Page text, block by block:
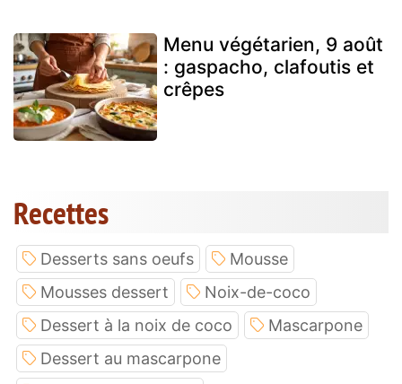
Menu végétarien, 9 août
: gaspacho, clafoutis et
crêpes
Recettes
Desserts sans oeufs
Mousse
Mousses dessert
Noix-de-coco
Dessert à la noix de coco
Mascarpone
Dessert au mascarpone